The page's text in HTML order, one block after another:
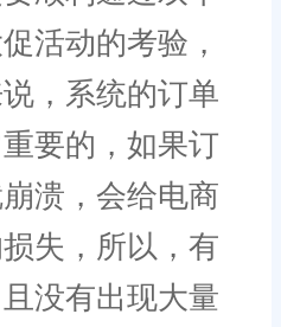
活动的考验，
，系统的订单
要的，如果订
溃，会给电商
失，所以，有
没有出现大量